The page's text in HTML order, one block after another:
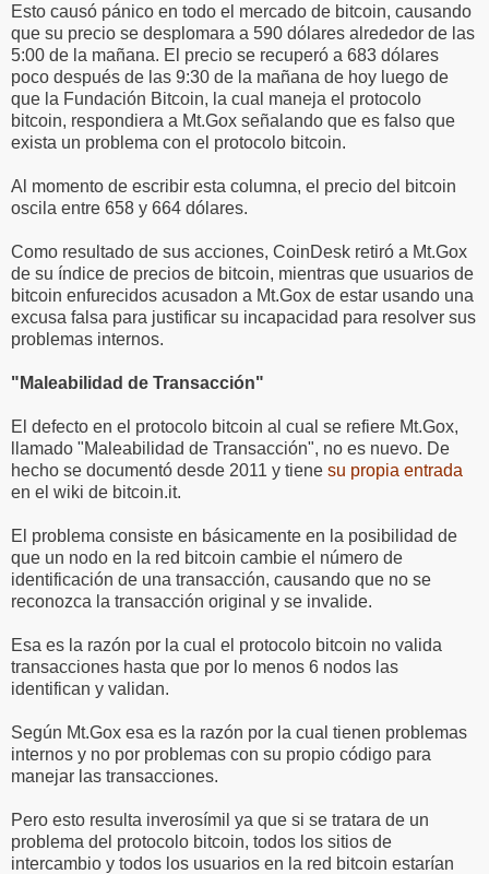
Esto causó pánico en todo el mercado de bitcoin, causando
que su precio se desplomara a 590 dólares alrededor de las
5:00 de la mañana. El precio se recuperó a 683 dólares
poco después de las 9:30 de la mañana de hoy luego de
que la Fundación Bitcoin, la cual maneja el protocolo
bitcoin, respondiera a Mt.Gox señalando que es falso que
exista un problema con el protocolo bitcoin.
Al momento de escribir esta columna, el precio del bitcoin
oscila entre 658 y 664 dólares.
Como resultado de sus acciones, CoinDesk retiró a Mt.Gox
de su índice de precios de bitcoin, mientras que usuarios de
bitcoin enfurecidos acusadon a Mt.Gox de estar usando una
excusa falsa para justificar su incapacidad para resolver sus
problemas internos.
"Maleabilidad de Transacción"
El defecto en el protocolo bitcoin al cual se refiere Mt.Gox,
llamado "Maleabilidad de Transacción", no es nuevo. De
hecho se documentó desde 2011 y tiene su propia entrada
en el wiki de bitcoin.it.
El problema consiste en básicamente en la posibilidad de
que un nodo en la red bitcoin cambie el número de
identificación de una transacción, causando que no se
reconozca la transacción original y se invalide.
Esa es la razón por la cual el protocolo bitcoin no valida
transacciones hasta que por lo menos 6 nodos las
identifican y validan.
Según Mt.Gox esa es la razón por la cual tienen problemas
internos y no por problemas con su propio código para
manejar las transacciones.
Pero esto resulta inverosímil ya que si se tratara de un
problema del protocolo bitcoin, todos los sitios de
intercambio y todos los usuarios en la red bitcoin estarían